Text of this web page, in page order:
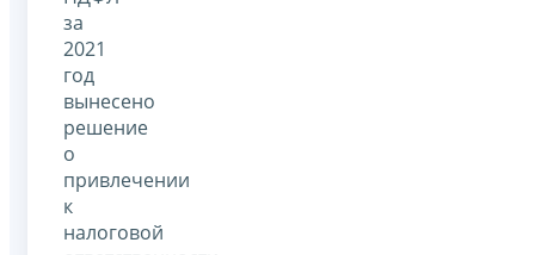
за
2021
год
вынесено
решение
о
привлечении
к
налоговой